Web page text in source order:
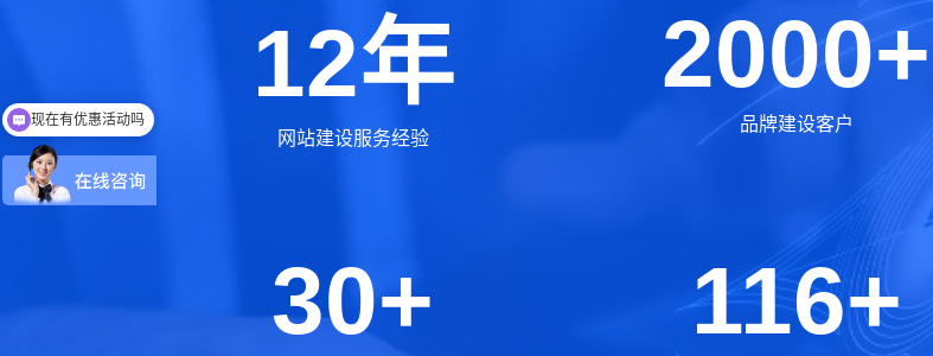
12年
网站建设服务经验
2000+
品牌建设客户
30+ 116+
可以介绍下你们的产品么